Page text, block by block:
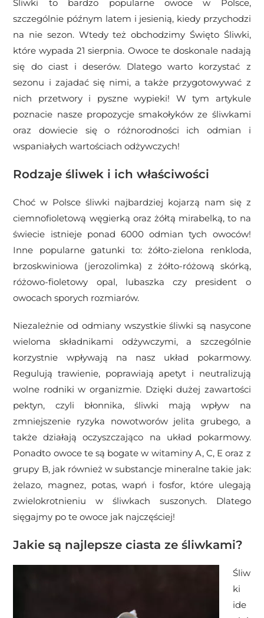
Śliwki to bardzo popularne owoce w Polsce,
szczególnie późnym latem i jesienią, kiedy przychodzi
na nie sezon. Wtedy też obchodzimy Święto Śliwki,
które wypada 21 sierpnia. Owoce te doskonale nadają
się do ciast i deserów. Dlatego warto korzystać z
sezonu i zajadać się nimi, a także przygotowywać z
nich przetwory i pyszne wypieki! W tym artykule
poznacie nasze propozycje smakołyków ze śliwkami
oraz dowiecie się o różnorodności ich odmian i
wspaniałych wartościach odżywczych!
Rodzaje śliwek i ich właściwości
Choć w Polsce śliwki najbardziej kojarzą nam się z
ciemnofioletową węgierką oraz żółtą mirabelką, to na
świecie istnieje ponad 6000 odmian tych owoców!
Inne popularne gatunki to: żółto-zielona renkloda,
brzoskwiniowa (jerozolimka) z żółto-różową skórką,
różowo-fioletowy opal, lubaszka czy president o
owocach sporych rozmiarów.
Niezależnie od odmiany wszystkie śliwki są nasycone
wieloma składnikami odżywczymi, a szczególnie
korzystnie wpływają na nasz układ pokarmowy.
Regulują trawienie, poprawiają apetyt i neutralizują
wolne rodniki w organizmie. Dzięki dużej zawartości
pektyn, czyli błonnika, śliwki mają wpływ na
zmniejszenie ryzyka nowotworów jelita grubego, a
także działają oczyszczająco na układ pokarmowy.
Ponadto owoce te są bogate w witaminy A, C, E oraz z
grupy B, jak również w substancje mineralne takie jak:
żelazo, magnez, potas, wapń i fosfor, które ulegają
zwielokrotnieniu w śliwkach suszonych. Dlatego
sięgajmy po te owoce jak najczęściej!
Jakie są najlepsze ciasta ze śliwkami?
Śliw
ki
ide